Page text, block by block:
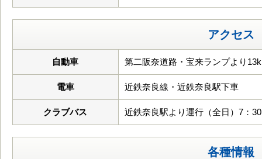
アクセス
自動車 第二阪奈道路・宝来ランプより
電車 近鉄奈良線・近鉄奈良駅下車
クラブバス 近鉄奈良駅より運行（全日）7
各種情報